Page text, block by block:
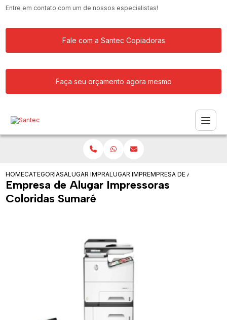
Entre em contato com um de nossos especialistas!
Fale com a Santec Copiadoras
Faça seu orçamento agora mesmo
HOMECATEGORIASALUGAR IMPRESSORAALUGAR IMPRESSORAS PARA EMPRESA
EMPRESA DE ALUGAR
Empresa de Alugar Impressoras
Coloridas Sumaré